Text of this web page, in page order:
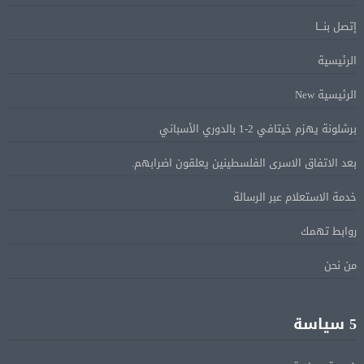
على روسيا لوقف الحرب بأوكرانيا
الإسرائيلية بالقدس.. ويطلق تحركا دوليا لوقفها
ترامب: مضيق هرمز سيفتح قريبًا أو ستواجه إيران ضربة
قاسية
الكامل مع اليونان في مواجهة تداعيات حرائق الغابات
الشقيقين
إتصل بنـــا
الرئيسية
الرئيسية New
برشلونة يهزم خيتافي 2-1 بالدوري الأسباني
بعد الاتفاق الاسرى الفلسطينين يعلقون اضرابهم.
خدمة الاستعلام عبر الرسالة
روابط تهمك
من نحن
5 سياسة